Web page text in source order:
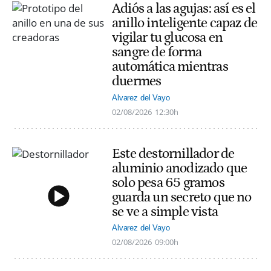
Adiós a las agujas: así es el
anillo inteligente capaz de
vigilar tu glucosa en
sangre de forma
automática mientras
duermes
Alvarez del Vayo
02/08/2026 12:30h
Este destornillador de
aluminio anodizado que
solo pesa 65 gramos
guarda un secreto que no
se ve a simple vista
Alvarez del Vayo
02/08/2026 09:00h